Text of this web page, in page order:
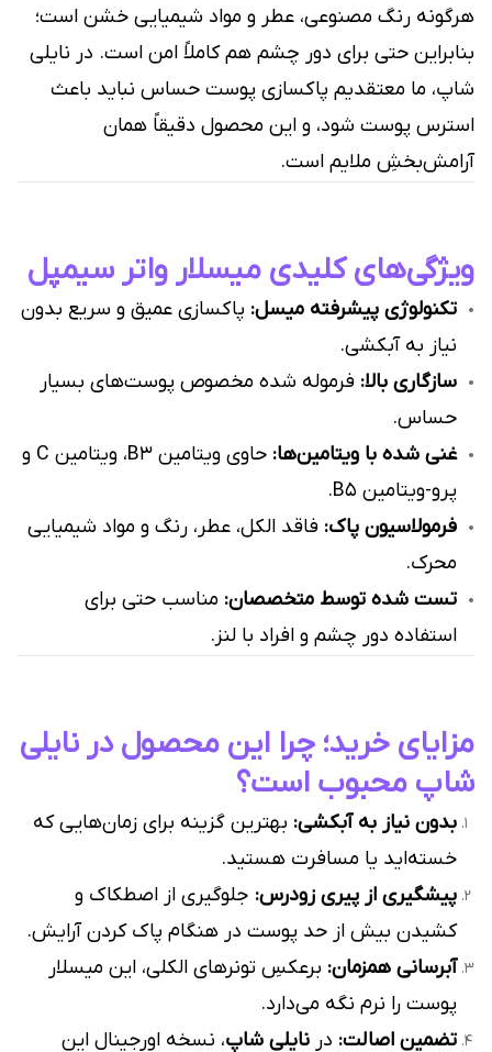
هرگونه رنگ مصنوعی، عطر و مواد شیمیایی خشن است؛
بنابراین حتی برای دور چشم هم کاملاً امن است. در نایلی
شاپ، ما معتقدیم پاکسازی پوست حساس نباید باعث
استرس پوست شود، و این محصول دقیقاً همان
آرامش‌بخشِ ملایم است.
ویژگی‌های کلیدی میسلار واتر سیمپل
تکنولوژی پیشرفته میسل: پاکسازی عمیق و سریع بدون
نیاز به آبکشی.
سازگاری بالا: فرموله شده مخصوص پوست‌های بسیار
حساس.
غنی شده با ویتامین‌ها:
حاوی ویتامین B3، ویتامین C و
پرو-ویتامین B5.
فرمولاسیون پاک: فاقد الکل، عطر، رنگ و مواد شیمیایی
محرک.
تست شده توسط متخصصان: مناسب حتی برای
استفاده دور چشم و افراد با لنز.
مزایای خرید؛ چرا این محصول در نایلی
شاپ محبوب است؟
بدون نیاز به آبکشی: بهترین گزینه برای زمان‌هایی که
خسته‌اید یا مسافرت هستید.
پیشگیری از پیری زودرس: جلوگیری از اصطکاک و
کشیدن بیش از حد پوست در هنگام پاک کردن آرایش.
آبرسانی همزمان: برعکسِ تونرهای الکلی، این میسلار
پوست را نرم نگه می‌دارد.
تضمین اصالت: در نایلی شاپ، نسخه اورجینال این